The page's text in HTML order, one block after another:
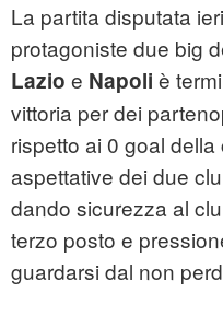
La partita disputata
protagoniste due big
Lazio e Napoli è
vittoria per dei
rispetto ai 0 goal
aspettative dei due
dando sicurezza al
terzo posto e
guardarsi dal non